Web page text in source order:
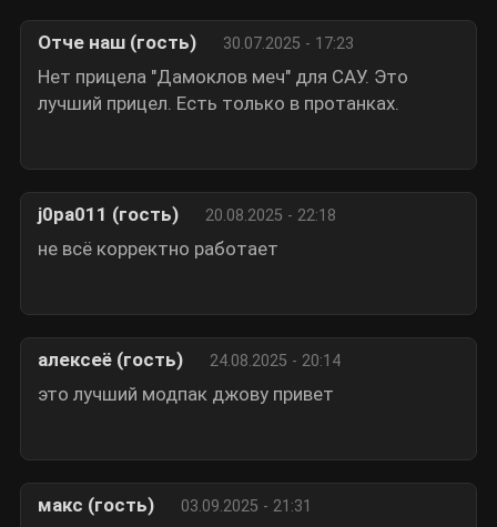
Отче наш (гость) 30.07.2025 - 17:23
Нет прицела "Дамоклов меч" для САУ. Это
лучший прицел. Есть только в протанках.
j0pa011 (гость) 20.08.2025 - 22:18
не всё корректно работает
алексеё (гость) 24.08.2025 - 20:14
это лучший модпак джову привет
макс (гость) 03.09.2025 - 21:31